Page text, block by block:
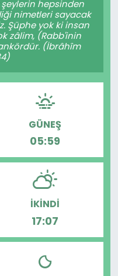
hepsinden
nimetleri sayacak
Şüphe yok ki insan
zâlim, (Rabb'inin
(İbrâhîm
GÜNEŞ
05:59
İKINDI
17:07